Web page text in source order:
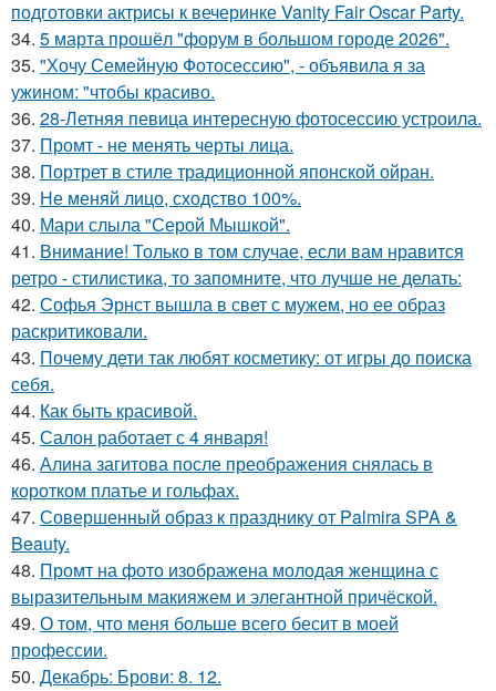
подготовки актрисы к вечеринке Vanity Fair Oscar Party.
34. 5 марта прошёл "форум в большом городе 2026".
35. "Хочу Семейную Фотосессию", - объявила я за
ужином: "чтобы красиво.
36. 28-Летняя певица интересную фотосессию устроила.
37. Промт - не менять черты лица.
38. Портрет в стиле традиционной японской ойран.
39. Не меняй лицо, сходство 100%.
40. Мари слыла "Серой Мышкой".
41. Внимание! Только в том случае, если вам нравится
ретро - стилистика, то запомните, что лучше не делать:
42. Софья Эрнст вышла в свет с мужем, но ее образ
раскритиковали.
43. Почему дети так любят косметику: от игры до поиска
себя.
44. Как быть красивой.
45. Салон работает с 4 января!
46. Алина загитова после преображения снялась в
коротком платье и гольфах.
47. Совершенный образ к празднику от Palmira SPA &
Beauty.
48. Промт на фото изображена молодая женщина с
выразительным макияжем и элегантной причёской.
49. О том, что меня больше всего бесит в моей
профессии.
50. Декабрь: Брови: 8. 12.